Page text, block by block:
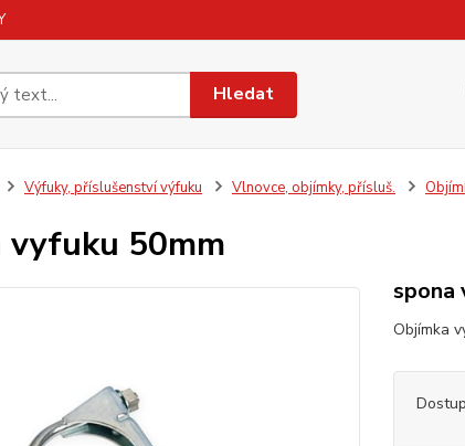
Hledat
Výfuky, příslušenství výfuku Vlnovce, objímky, přísluš.
vyfuku 50mm
spona
Objímka